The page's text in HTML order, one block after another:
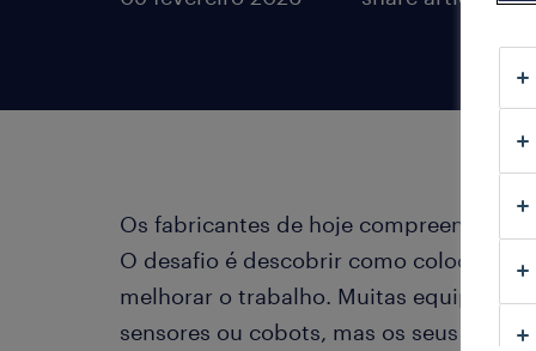
Os fabricantes de hoje compreendem
O desafio é descobrir como colocá-la
melhorar o trabalho. Muitas equipas já
sensores ou cobots, mas os seus